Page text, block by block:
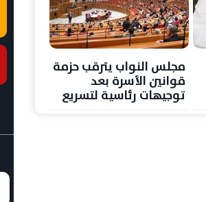
مجلس النواب يترقب حزمة
قوانين الأسرة بعد
توجيهات رئاسية لتسريع